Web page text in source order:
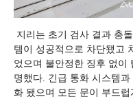
지리는 초기 검사 결과 충
템이 성공적으로 차단됐고
었으며 불안정한 징후 없이
명했다. 긴급 통화 시스템
화 됐으며 모든 문이 부드